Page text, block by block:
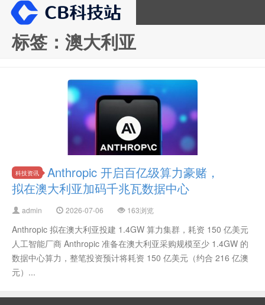
标签：澳大利亚
科技资讯
Anthropic 开启百亿级算力豪赌，
拟在澳大利亚加码千兆瓦数据中心
admin 2026-07-06 163浏览
Anthropic 拟在澳大利亚投建 1.4GW 算力集群，耗资 150 亿美元
人工智能厂商 Anthropic 准备在澳大利亚采购规模至少 1.4GW 的
数据中心算力，整笔投资预计将耗资 150 亿美元（约合 216 亿澳
元）...